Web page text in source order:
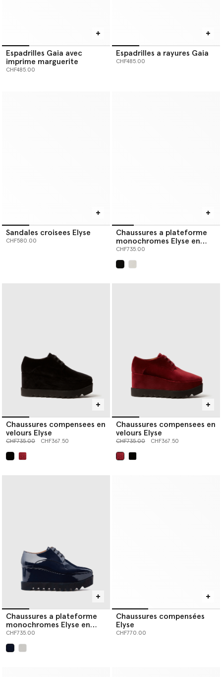
Espadrilles Gaia avec
imprime marguerite
CHF485.00
Espadrilles a rayures Gaia
CHF485.00
Sandales croisees Elyse
CHF580.00
Chaussures a plateforme
monochromes Elyse en
edition limitee
CHF735.00
Chaussures compensees en
velours Elyse
Prix réduit à partir de
CHF735.00jusqu’à
CHF367.50
Chaussures compensees en
velours Elyse
Prix réduit à partir de
CHF735.00jusqu’à
CHF367.50
Chaussures a plateforme
monochromes Elyse en
edition limitee
CHF735.00
Chaussures compensées
Elyse
CHF770.00